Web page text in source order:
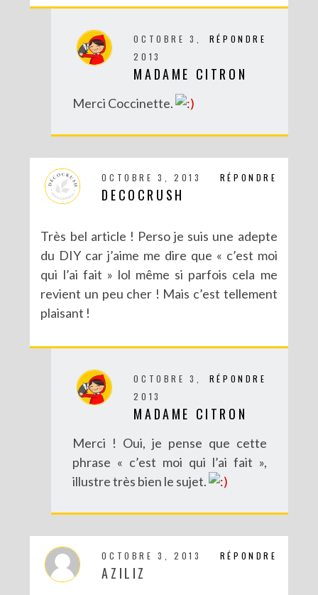
RÉPONDRE
OCTOBRE 3,
2013
MADAME CITRON
Merci Coccinette.
RÉPONDRE
OCTOBRE 3, 2013
DECOCRUSH
Très bel article ! Perso je suis une adepte
du DIY car j’aime me dire que « c’est moi
qui l’ai fait » lol même si parfois cela me
revient un peu cher ! Mais c’est tellement
plaisant !
RÉPONDRE
OCTOBRE 3,
2013
MADAME CITRON
Merci ! Oui, je pense que cette
phrase « c’est moi qui l’ai fait »,
illustre très bien le sujet.
RÉPONDRE
OCTOBRE 3, 2013
AZILIZ